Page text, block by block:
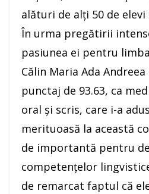
alături de alți 50 de
În urma pregătirii
pasiunea ei pentru
Călin Maria Ada
punctaj de 93.63, ca
oral și scris, care i-a
merituoasă la această
de importantă pentru
competențelor
de remarcat faptul că